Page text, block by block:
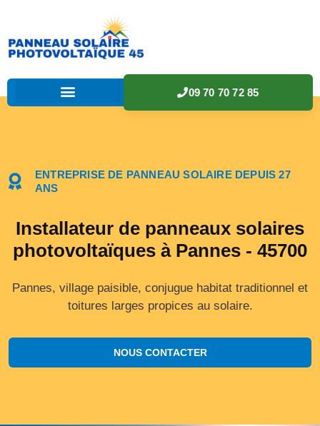
09 70 70 72 85
ENTREPRISE DE PANNEAU SOLAIRE DEPUIS 27
ANS
Installateur de panneaux solaires
photovoltaïques à Pannes - 45700
Pannes, village paisible, conjugue habitat traditionnel et
toitures larges propices au solaire.
NOUS CONTACTER